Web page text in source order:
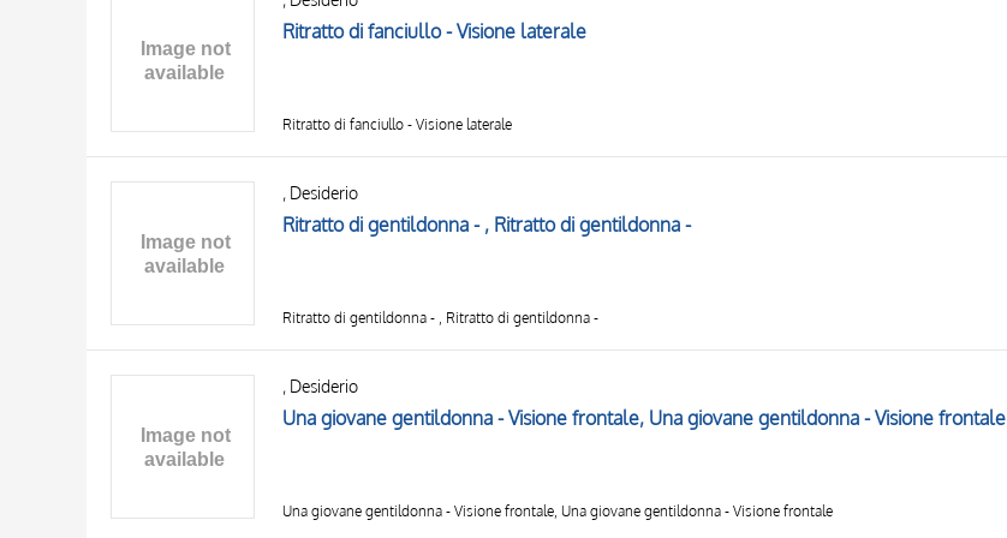
Ritratto di fanciullo - Visione laterale
Ritratto di fanciullo - Visione laterale
, Desiderio
Ritratto di gentildonna - , Ritratto di gentildonna -
Ritratto di gentildonna - , Ritratto di gentildonna -
, Desiderio
Una giovane gentildonna - Visione frontale, Una giovane gentildonna - Visione frontale
Una giovane gentildonna - Visione frontale, Una giovane gentildonna - Visione frontale